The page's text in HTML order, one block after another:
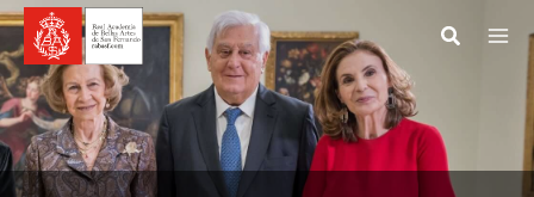
Ir
contenido